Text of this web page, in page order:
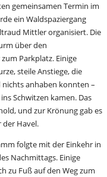
gemeinsamen Termin im
ein Waldspaziergang
Mittler organisiert. Die
über den
Parkplatz. Einige
steile Anstiege, die
nichts anhaben konnten –
Schwitzen kamen. Das
und zur Krönung gab es
der Havel.
folgte mit der Einkehr in
Nachmittags. Einige
zu Fuß auf den Weg zum